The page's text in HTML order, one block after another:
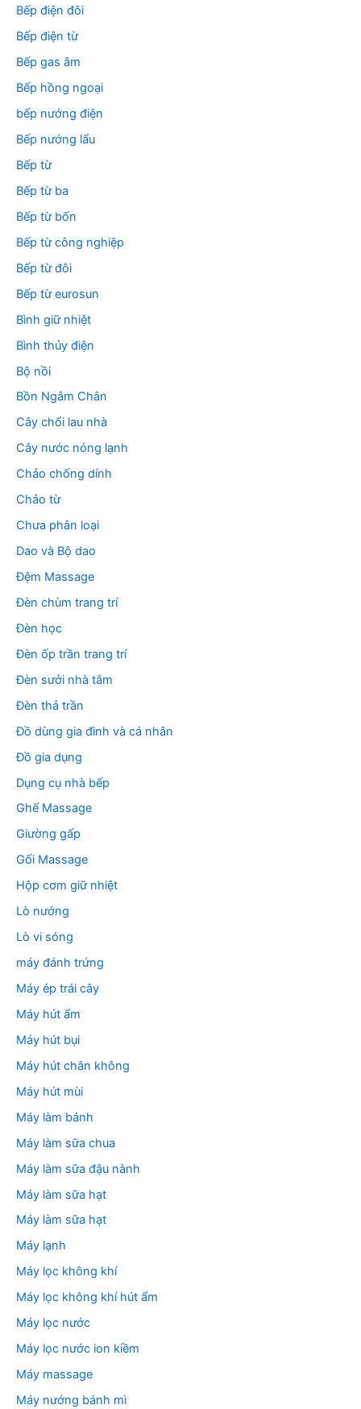
Bếp điện đôi
Bếp điện từ
Bếp gas âm
Bếp hồng ngoại
bếp nướng điện
Bếp nướng lẩu
Bếp từ
Bếp từ ba
Bếp từ bốn
Bếp từ công nghiệp
Bếp từ đôi
Bếp từ eurosun
Bình giữ nhiệt
Bình thủy điện
Bộ nồi
Bồn Ngâm Chân
Cây chổi lau nhà
Cây nước nóng lạnh
Chảo chống dính
Chảo từ
Chưa phân loại
Dao và Bộ dao
Đệm Massage
Đèn chùm trang trí
Đèn học
Đèn ốp trần trang trí
Đèn sưởi nhà tắm
Đèn thả trần
Đồ dùng gia đình và cá nhân
Đồ gia dụng
Dụng cụ nhà bếp
Ghế Massage
Giường gấp
Gối Massage
Hộp cơm giữ nhiệt
Lò nướng
Lò vi sóng
máy đánh trứng
Máy ép trái cây
Máy hút ẩm
Máy hút bụi
Máy hút chân không
Máy hút mùi
Máy làm bánh
Máy làm sữa chua
Máy làm sữa đậu nành
Máy làm sữa hạt
Máy làm sữa hạt
Máy lạnh
Máy lọc không khí
Máy lọc không khí hút ẩm
Máy lọc nước
Máy lọc nước ion kiềm
Máy massage
Máy nướng bánh mì